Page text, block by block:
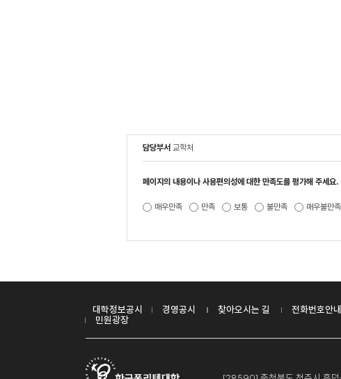
담당부서 교학처
페이지의 내용이나 사용편의성에 대한 만족도를 평가해 주세요.
매우만족 만족 보통 불만족 매우불만족
대학정보공시 경영공시 찾아오시는 길 전화번호안내
민원광장